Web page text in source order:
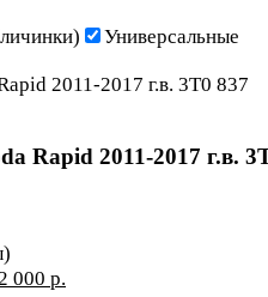
Универсальные
Rapid 2011-2017 г.в.
000 р.